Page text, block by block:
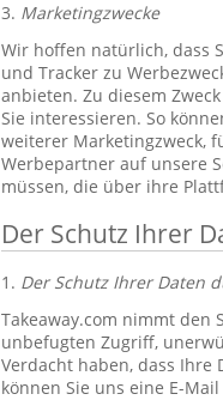
3. Marketingzwecke
Wir hoffen natürlich, dass
und Tracker zu
anbieten. Zu diesem
Sie interessieren. So
weiterer Marketingzweck,
Werbepartner auf unsere
müssen, die über ihre
Der Schutz Ihrer
1. Der Schutz Ihrer Daten
Takeaway.com nimmt den
unbefugten Zugriff,
Verdacht haben, dass Ihre
können Sie uns eine E-